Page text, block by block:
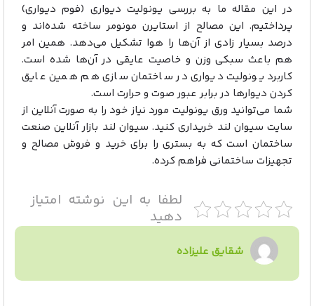
در این مقاله ما به بررسی یونولیت دیواری (فوم دیواری)
پرداختیم. این مصالح از استایرن مونومر ساخته شده‌اند و
درصد بسیار زادی از آن‌ها را هوا تشکیل می‌دهد. همین امر
هم باعث سبکی وزن و خاصیت عایقی در آن‌ها شده است.
کاربرد یونولیت دیواری در ساختمان سازی هم همین عایق
کردن دیوارها در برابر عبور صوت و حرارت است.
شما می‌توانید ورق یونولیت مورد نیاز خود را به صورت آنلاین از
سایت سیوان لند خریداری کنید. سیوان لند بازار آنلاین صنعت
ساختمان است که به بستری را برای خرید و فروش مصالح و
تجهیزات ساختمانی فراهم کرده.
لطفا به این نوشته امتیاز
دهید
شقایق علیزاده